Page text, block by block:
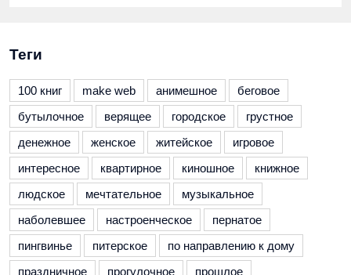
Теги
100 книг make web анимешное
беговое
бутылочное
верящее городское
грустное
денежное
женское житейское
игровое
интересное
квартирное киношное
книжное
людское
мечтательное
музыкальное
наболевшее
настроенческое
пернатое
пингвинье
питерское
по направлению к дому
праздничное
прогулочное
прошлое